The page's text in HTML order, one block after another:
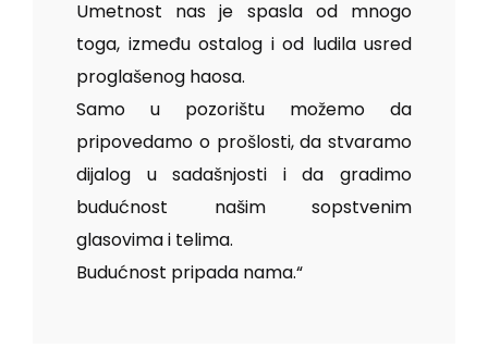
Umetnost nas je spasla od mnogo
toga, između ostalog i od ludila usred
proglašenog haosa.
Samo u pozorištu možemo da
pripovedamo o prošlosti, da stvaramo
dijalog u sadašnjosti i da gradimo
budućnost našim sopstvenim
glasovima i telima.
Budućnost pripada nama.“